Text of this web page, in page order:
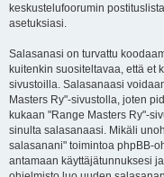
keskustelufoorumin
asetuksiasi.
Salasanasi on turvattu
kuitenkin suositeltavaa, että et
sivustoilla. Salasanaasi
Masters Ry"-sivustolla, joten
kukaan "Range Masters Ry"-
sinulta salasanaasi. Mikäli
salasanani" toimintoa phpBB-
antamaan käyttäjätunnuksesi